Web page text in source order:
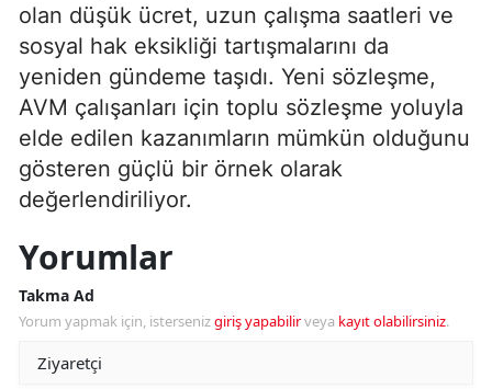
olan düşük ücret, uzun çalışma saatleri ve
sosyal hak eksikliği tartışmalarını da
yeniden gündeme taşıdı. Yeni sözleşme,
AVM çalışanları için toplu sözleşme yoluyla
elde edilen kazanımların mümkün olduğunu
gösteren güçlü bir örnek olarak
değerlendiriliyor.
Yorumlar
Takma Ad
Yorum yapmak için, istersenizgiriş yapabilirveya kayıt olabilirsiniz.